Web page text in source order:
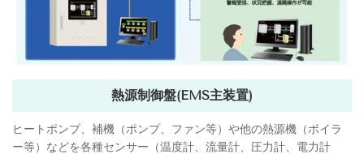
熱源制御盤(EMS主装置)
ヒートポンプ、補機（ポンプ、ファン等）や他の熱源機（ボイラ
ー等）などを各種センサー（温度計、流量計、圧力計、電力計